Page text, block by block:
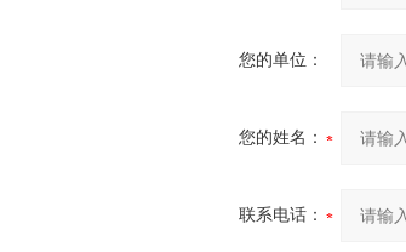
您的单位：
您的姓名：
联系电话：